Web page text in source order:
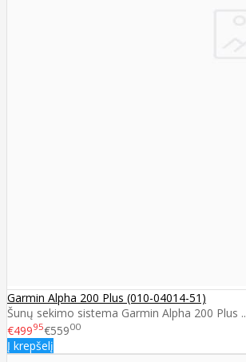
Garmin Alpha 200 Plus (010-04014-51)
Šunų sekimo sistema Garmin Alpha 200 Plus ..
€49995€55900
Į krepšelį